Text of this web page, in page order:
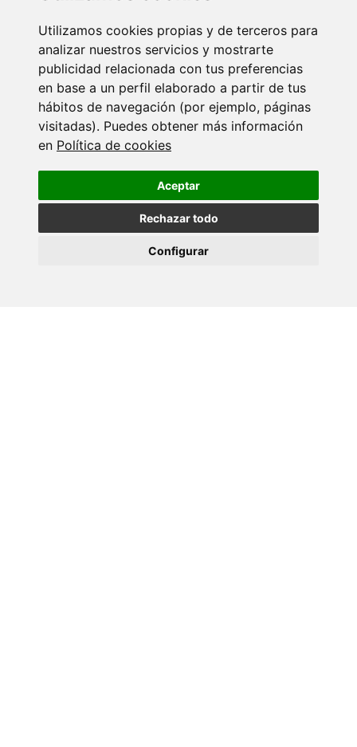
Utilizamos cookies propias y de terceros para
analizar nuestros servicios y mostrarte
publicidad relacionada con tus preferencias
en base a un perfil elaborado a partir de tus
hábitos de navegación (por ejemplo, páginas
visitadas). Puedes obtener más información
en Política de cookies
Aceptar
Rechazar todo
Configurar
Susana Carregal